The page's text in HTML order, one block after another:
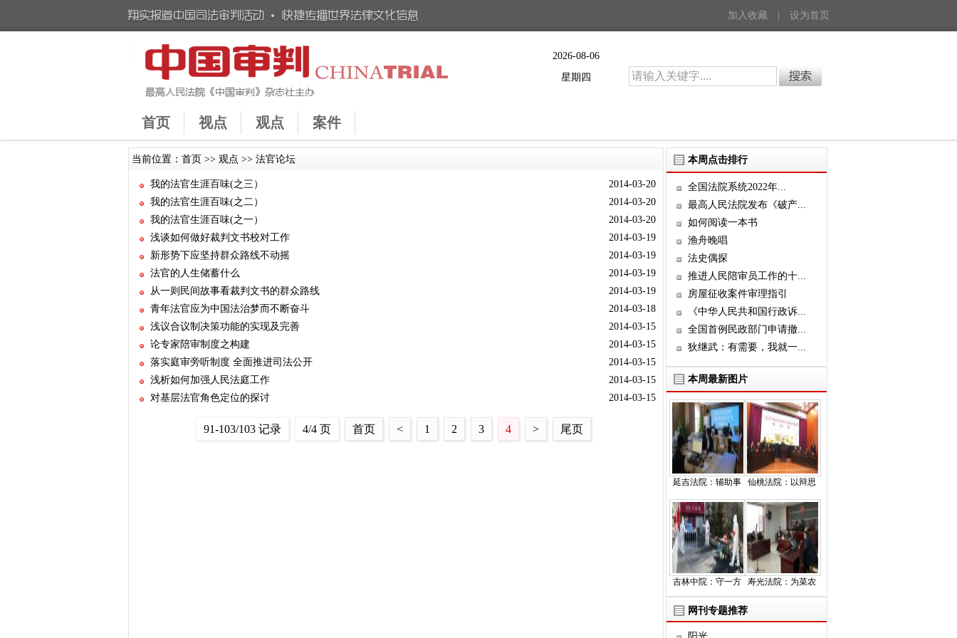
加入收藏 设为首页
2026-08-06
星期四
首页 视点 观点 案件
当前位置： 首页 >> 观点 >> 法官论坛
2014-03-20
我的法官生涯百味(之三）
2014-03-20
我的法官生涯百味(之二）
2014-03-20
我的法官生涯百味(之一）
2014-03-19
浅谈如何做好裁判文书校对工作
2014-03-19
新形势下应坚持群众路线不动摇
2014-03-19
法官的人生储蓄什么
2014-03-19
从一则民间故事看裁判文书的群众路线
2014-03-18
青年法官应为中国法治梦而不断奋斗
2014-03-15
浅议合议制决策功能的实现及完善
2014-03-15
论专家陪审制度之构建
2014-03-15
落实庭审旁听制度 全面推进司法公开
2014-03-15
浅析如何加强人民法庭工作
2014-03-15
对基层法官角色定位的探讨
91-103/103 记录 4/4 页 首页 < 1 2 3 4 > 尾页
本周点击排行
全国法院系统2022年...
最高人民法院发布《破产...
如何阅读一本书
渔舟晚唱
法史偶探
推进人民陪审员工作的十...
房屋征收案件审理指引
《中华人民共和国行政诉...
全国首例民政部门申请撤...
狄继武：有需要，我就一...
本周最新图片
延吉法院：辅助事 仙桃法院：以辩思
吉林中院：守一方 寿光法院：为菜农
网刊专题推荐